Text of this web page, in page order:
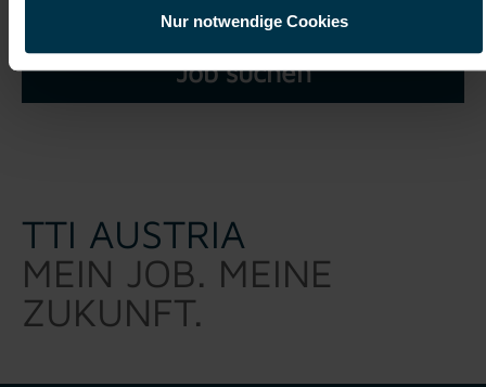
Nur notwendige Cookies
Job suchen
TTI AUSTRIA
MEIN JOB. MEINE
ZUKUNFT.